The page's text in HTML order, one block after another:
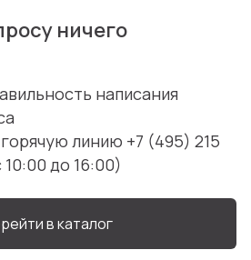
ничего
написания
линию +7 (495) 215
до 16:00)
в каталог